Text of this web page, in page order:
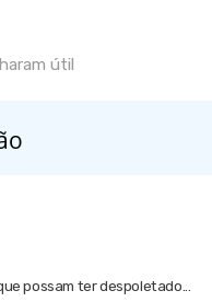
útil
possam ter despoletado...